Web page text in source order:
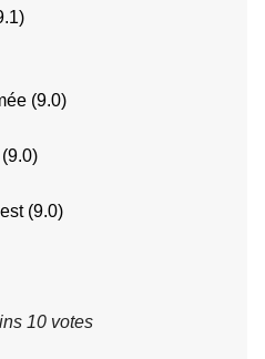
(9.0)
(9.0)
10 votes